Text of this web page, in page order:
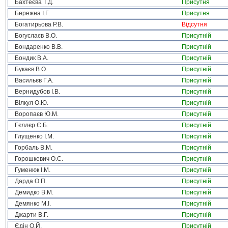
Бахтеєва Т.Д.
Присутня
Бережна І.Г.
Присутня
Богатирьова Р.В.
Відсутня
Богуслаєв В.О.
Присутній
Бондаренко В.В.
Присутній
Бондик В.А.
Присутній
Букаєв В.О.
Присутній
Васильєв Г.А.
Присутній
Вернидубов І.В.
Присутній
Вілкул О.Ю.
Присутній
Воропаєв Ю.М.
Присутній
Гєллєр Є.Б.
Присутній
Глущенко І.М.
Присутній
Горбаль В.М.
Присутній
Горошкевич О.С.
Присутній
Гуменюк І.М.
Присутній
Дарда О.П.
Присутній
Демидко В.М.
Присутній
Демянко М.І.
Присутній
Джарти В.Г.
Присутній
Єдін О.Й.
Присутній